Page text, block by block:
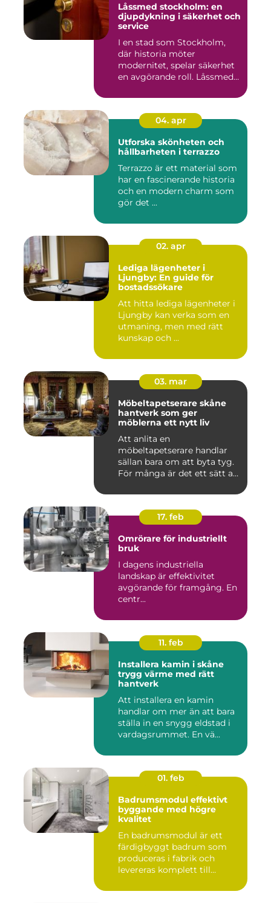
Låssmed stockholm: en
djupdykning i säkerhet och
service
I en stad som Stockholm,
där historia möter
modernitet, spelar säkerhet
en avgörande roll. Låssmed
04. apr
Utforska skönheten och
hållbarheten i terrazzo
Terrazzo är ett material som
har en fascinerande historia
och en modern charm som
gör det ...
02. apr
Lediga lägenheter i
Ljungby: En guide för
bostadssökare
Att hitta lediga lägenheter i
Ljungby kan verka som en
utmaning, men med rätt
kunskap och ...
03. mar
Möbeltapetserare skåne
hantverk som ger
möblerna ett nytt liv
Att anlita en
möbeltapetserare handlar
sällan bara om att byta tyg.
För många är det ett sätt att
17. feb
Omrörare för industriellt
bruk
I dagens industriella
landskap är effektivitet
avgörande för framgång. En
centr...
11. feb
Installera kamin i skåne
trygg värme med rätt
hantverk
Att installera en kamin
handlar om mer än att bara
ställa in en snygg eldstad i
vardagsrummet. En vä...
01. feb
Badrumsmodul effektivt
byggande med högre
kvalitet
En badrumsmodul är ett
färdigbyggt badrum som
produceras i fabrik och
levereras komplett till